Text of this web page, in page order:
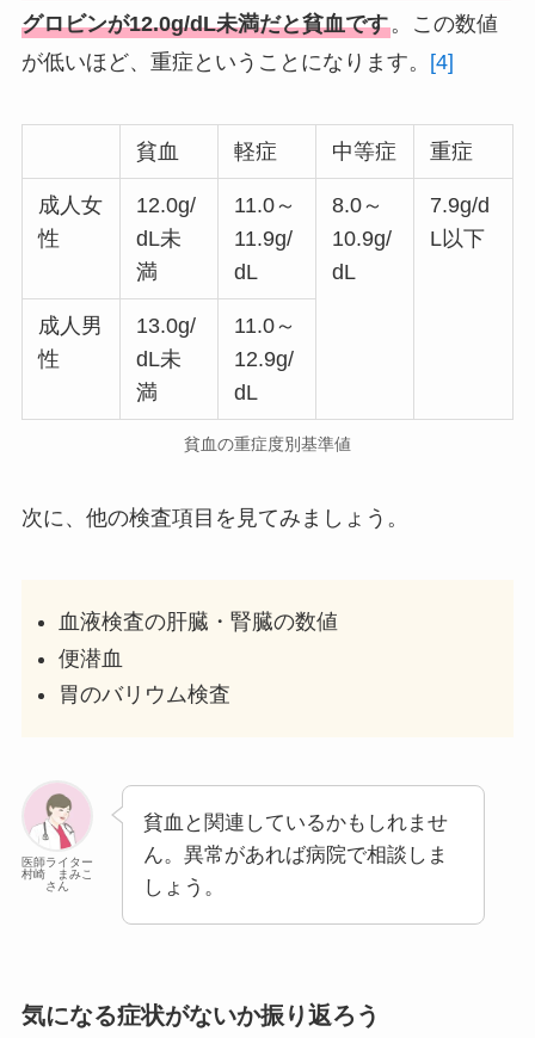
グロビンが12.0g/dL未満だと貧血です。この数値
が低いほど、重症ということになります。 [4]
貧血 軽症 中等症 重症
成人女
性
12.0g/
dL未
満
11.0～
11.9g/
dL
8.0～
10.9g/
dL
7.9g/d
L以下
成人男
性
13.0g/
dL未
満
11.0～
12.9g/
dL
貧血の重症度別基準値
次に、他の検査項目を見てみましょう。
血液検査の肝臓・腎臓の数値
便潜血
胃のバリウム検査
医師ライター
村崎 まみこ
さん
貧血と関連しているかもしれませ
ん。異常があれば病院で相談しま
しょう。
気になる症状がないか振り返ろう